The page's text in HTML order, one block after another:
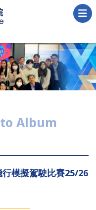
Album
模擬駕駛比賽25/26